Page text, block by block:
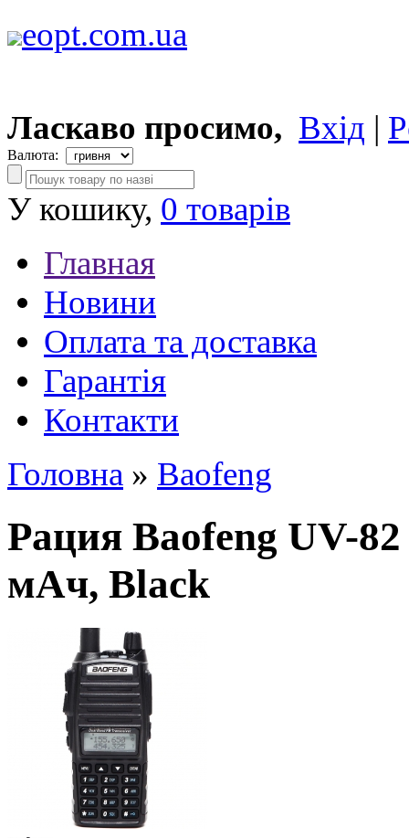
eopt.com.ua
Ласкаво просимо, Вхід |
Валюта:
У кошику, 0 товарів
Главная
Новини
Оплата та доставка
Гарантія
Контакти
Головна » Baofeng
Рация Baofeng UV-82
мАч, Black